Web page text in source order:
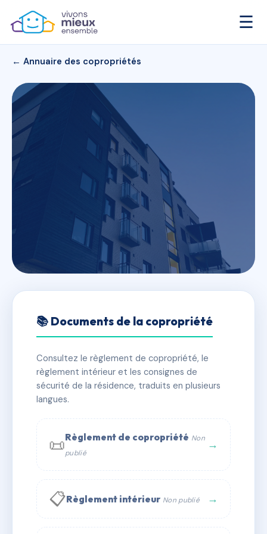
☰
← Annuaire des copropriétés
4 BOULEVARD DE
COURCELLES
📍 4 bd de courcelles 75017 Paris
✓ Immatriculée 🏠 26 lots 🏗 1 bâtiment(s)
📞 Contacter Syndic Digital 💬 WhatsApp
✉ Email
📚 Documents de la copropriété
Consultez le règlement de copropriété, le
règlement intérieur et les consignes de
sécurité de la résidence, traduits en plusieurs
langues.
📜Règlement de copropriété Non
publié
→
📋Règlement intérieur Non publié →